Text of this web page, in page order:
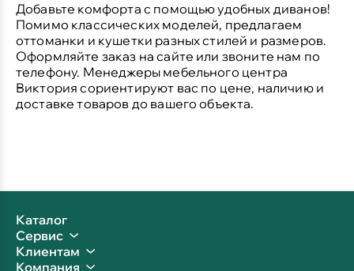
Добавьте комфорта с помощью удобных диванов!
Помимо классических моделей, предлагаем
оттоманки и кушетки разных стилей и размеров.
Оформляйте заказ на сайте или звоните нам по
телефону. Менеджеры мебельного центра
Виктория сориентируют вас по цене, наличию и
доставке товаров до вашего объекта.
Каталог
Сервис
Клиентам
Компания